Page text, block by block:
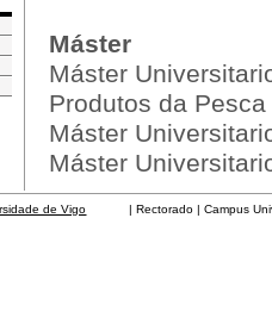
Máster
Máster
Produtos da Pesca
Máster
Máster
de Vigo | Rectorado | Campus